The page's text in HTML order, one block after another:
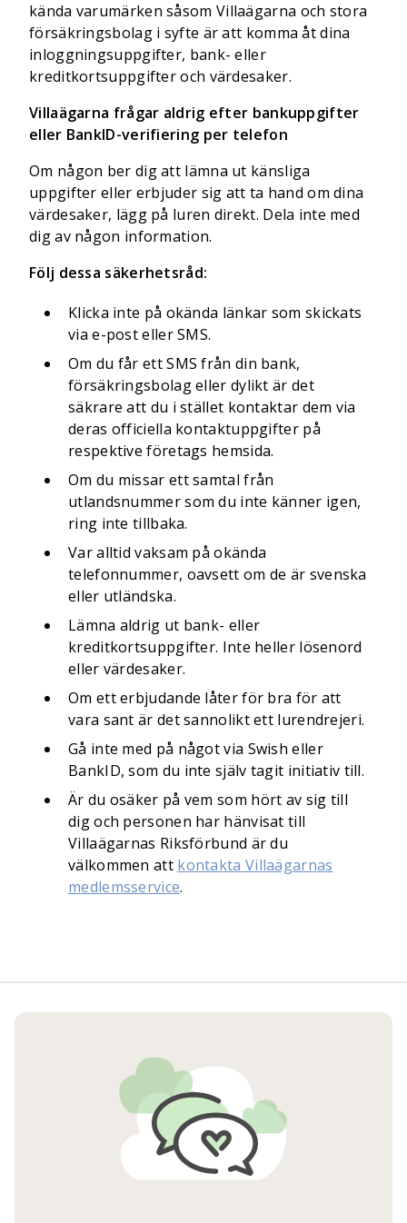
kända varumärken såsom Villaägarna och stora
försäkringsbolag i syfte är att komma åt dina
inloggningsuppgifter, bank- eller
kreditkortsuppgifter och värdesaker.
Villaägarna frågar aldrig efter bankuppgifter
eller BankID-verifiering per telefon
Om någon ber dig att lämna ut känsliga
uppgifter eller erbjuder sig att ta hand om dina
värdesaker, lägg på luren direkt. Dela inte med
dig av någon information.
Följ dessa säkerhetsråd:
Klicka inte på okända länkar som skickats
via e-post eller SMS.
Om du får ett SMS från din bank,
försäkringsbolag eller dylikt är det
säkrare att du i stället kontaktar dem via
deras officiella kontaktuppgifter på
respektive företags hemsida.
Om du missar ett samtal från
utlandsnummer som du inte känner igen,
ring inte tillbaka.
Var alltid vaksam på okända
telefonnummer, oavsett om de är svenska
eller utländska.
Lämna aldrig ut bank- eller
kreditkortsuppgifter. Inte heller lösenord
eller värdesaker.
Om ett erbjudande låter för bra för att
vara sant är det sannolikt ett lurendrejeri.
Gå inte med på något via Swish eller
BankID, som du inte själv tagit initiativ till.
Är du osäker på vem som hört av sig till
dig och personen har hänvisat till
Villaägarnas Riksförbund är du
välkommen att kontakta Villaägarnas
medlemsservice.